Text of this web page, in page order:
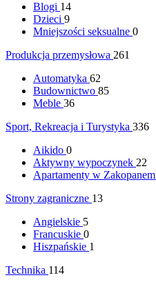
Blogi 14
Dzieci 9
Mniejszości seksualne 0
Produkcja przemysłowa 261
Automatyka 62
Budownictwo 85
Meble 36
Sport, Rekreacja i Turystyka 336
Aikido 0
Aktywny wypoczynek 22
Apartamenty w Zakopanem
Strony zagraniczne 13
Angielskie 5
Francuskie 0
Hiszpańskie 1
Technika 114